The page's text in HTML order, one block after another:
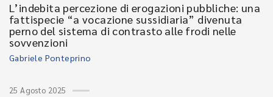
L’indebita percezione di erogazioni pubbliche: una
fattispecie “a vocazione sussidiaria” divenuta
perno del sistema di contrasto alle frodi nelle
sovvenzioni
Gabriele Ponteprino
25 Agosto 2025